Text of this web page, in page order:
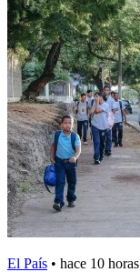
El País • hace 10 horas